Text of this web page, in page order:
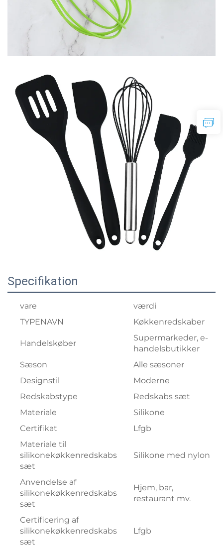
Specifikation
vare
værdi
TYPENAVN
Køkkenredskaber
Handelskøber
Supermarkeder, e-
handelsbutikker
Sæson
Alle sæsoner
Designstil
Moderne
Redskabstype
Redskabs sæt
Materiale
Silikone
Certifikat
Lfgb
Materiale til
silikonekøkkenredskabs
sæt
Silikone med nylon
Anvendelse af
silikonekøkkenredskabs
sæt
Hjem, bar,
restaurant mv.
Certificering af
silikonekøkkenredskabs
sæt
Lfgb